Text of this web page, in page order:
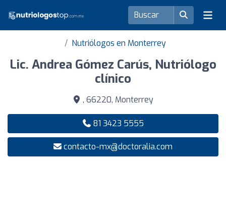
Nutriólogos en Monterrey
Lic. Andrea Gómez Carús, Nutriólogo
clínico
, 66220, Monterrey
81 3423 5555
contacto-mx@doctoralia.com